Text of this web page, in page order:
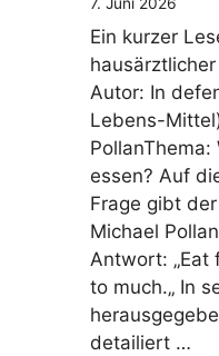
Ein kurzer
Autor: In
Lebens-
essen? Auf
Frage gibt
Michael
Antwort: „Eat
to much.„ In
detailiert …